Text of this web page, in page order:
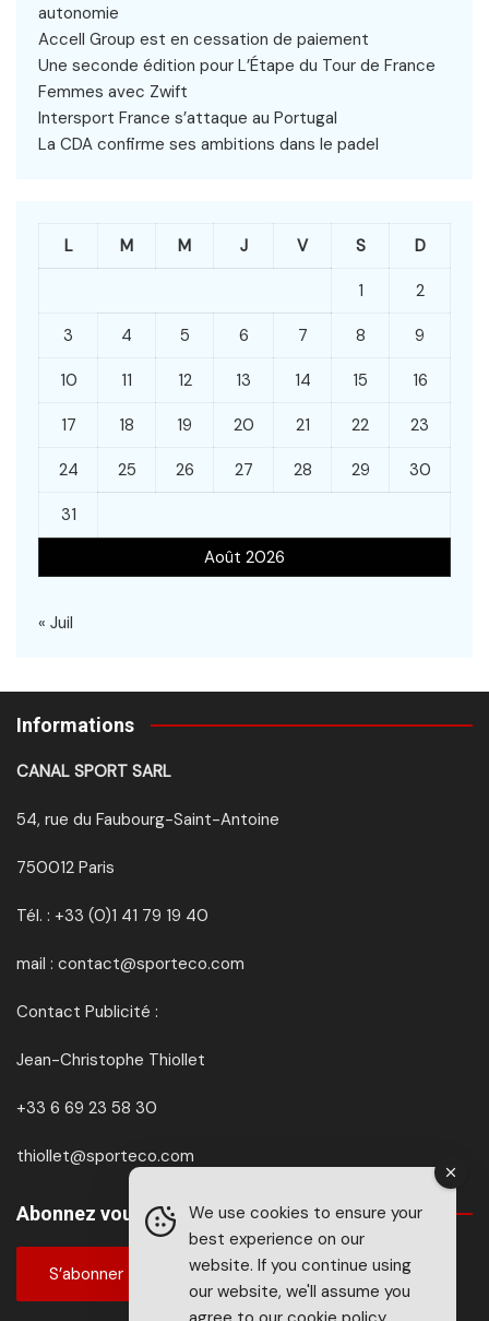
autonomie
Accell Group est en cessation de paiement
Une seconde édition pour L’Étape du Tour de France
Femmes avec Zwift
Intersport France s’attaque au Portugal
La CDA confirme ses ambitions dans le padel
Août 2026
L M M J V S D
1 2
3 4 5 6 7 8 9
10 11 12 13 14 15 16
17 18 19 20 21 22 23
24 25 26 27 28 29 30
31
« Juil
Informations
CANAL SPORT SARL
54, rue du Faubourg-Saint-Antoine
750012 Paris
Tél. : +33 (0)1 41 79 19 40
mail : contact@sporteco.com
Contact Publicité :
Jean-Christophe Thiollet
+33 6 69 23 58 30
thiollet@sporteco.com
Abonnez vous à SPORTéco & BIKEéco
S’abonner
We use cookies to ensure your
best experience on our
website. If you continue using
our website, we'll assume you